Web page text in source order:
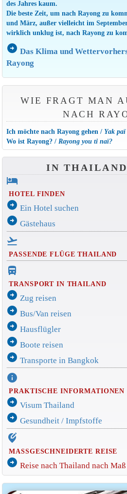
des Jahres kaum.
Die beste Zeit, um nach Rayong zu
und März, außer vielleicht im
wirklich unklug ist, nach Rayong zu
arrow_circle_right Das Klima und
Rayong
WIE FRAGT MAN
NACH
Ich möchte nach Rayong gehen / Yak
Wo ist Rayong? / Rayong you ti naï?
IN
hotel
HOTEL FINDEN
arrow_circle_right Ein Hotel suchen
arrow_circle_right Gästehaus
flight_takeoff
PASSENDE FLÜGE THAILAND
directions_bus_filled
TRANSPORT IN THAILAND
arrow_circle_right Zug reisen
arrow_circle_right Bus/Van reisen
arrow_circle_right Hausflügler
arrow_circle_right Boote reisen
arrow_circle_right Transporte in Bangkok
info
PRAKTISCHE INFORMATIONEN
arrow_circle_right Visum Thailand
arrow_circle_right Gesundheit / Impfstoffe
edit_location_alt
MASSGESCHNEIDERTE REISE
arrow_circle_right Reise nach Thailand nach Maß